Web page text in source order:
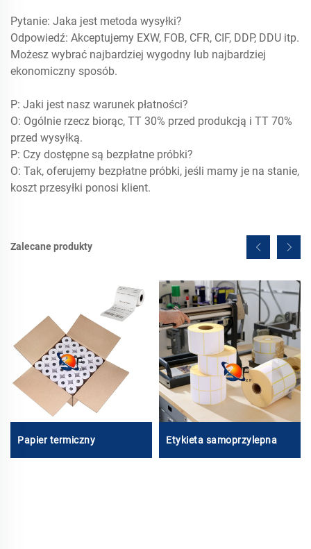
Pytanie: Jaka jest metoda wysyłki?
Odpowiedź: Akceptujemy EXW, FOB, CFR, CIF, DDP, DDU itp.
Możesz wybrać najbardziej wygodny lub najbardziej
ekonomiczny sposób.
P: Jaki jest nasz warunek płatności?
O: Ogólnie rzecz biorąc, TT 30% przed produkcją i TT 70%
przed wysyłką.
P: Czy dostępne są bezpłatne próbki?
O: Tak, oferujemy bezpłatne próbki, jeśli mamy je na stanie,
koszt przesyłki ponosi klient.
Zalecane produkty
Papier termiczny Etykieta samoprzylepna